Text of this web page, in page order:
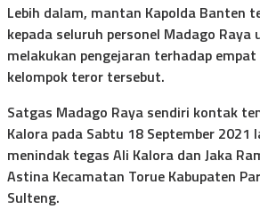
Lebih dalam, mantan Kapolda Banten
kepada seluruh personel Madago Raya
melakukan pengejaran terhadap
kelompok teror tersebut.
Satgas Madago Raya sendiri kontak
Kalora pada Sabtu 18 September 2021
menindak tegas Ali Kalora dan Jaka
Astina Kecamatan Torue Kabupaten
Sulteng.